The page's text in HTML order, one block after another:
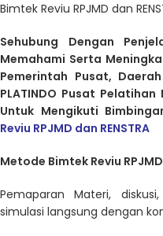
Bimtek Reviu RPJMD dan
Sehubung Dengan
Memahami Serta
Pemerintah Pusat,
PLATINDO Pusat
Untuk Mengikuti
Reviu RPJMD dan RENSTRA
Metode Bimtek Reviu RPJMD
Pemaparan Materi,
simulasi langsung dengan